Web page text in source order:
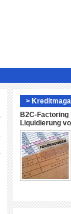
>
B2C-
Liquidierung